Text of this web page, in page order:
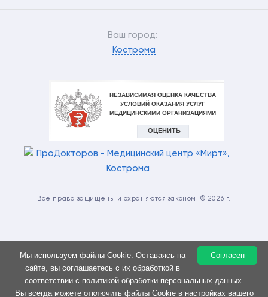
Ваш город:
Кострома
Все права защищены и охраняются законом. © 2026 г.
ИМЕЮТСЯ ПРОТИВОПОКАЗАНИЯ. НЕОБХОДИМА
КОНСУЛЬТАЦИЯ СПЕЦИАЛИСТА
Согласен
Мы используем файлы Cookie. Оставаясь на
сайте, вы соглашаетесь с их обработкой в
соответствии с политикой обработки персональных данных.
Вы всегда можете отключить файлы Cookie в настройках вашего